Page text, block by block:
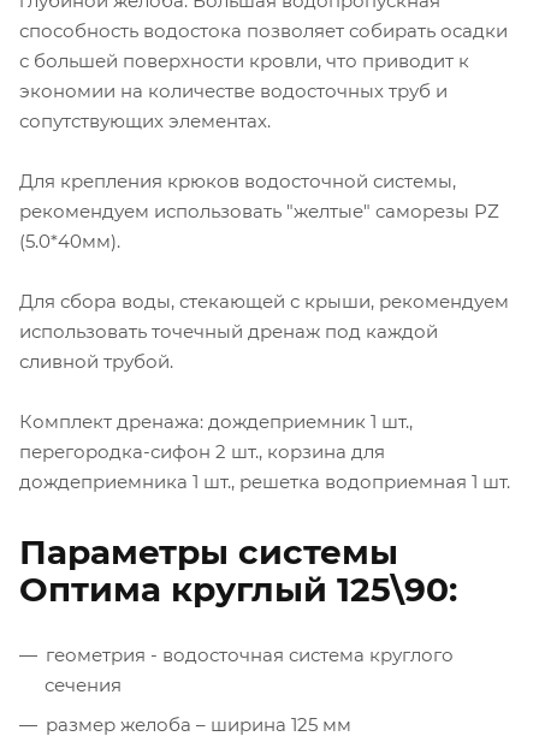
способность водостока позволяет собирать осадки
с большей поверхности кровли, что приводит к
экономии на количестве водосточных труб и
сопутствующих элементах.
Для крепления крюков водосточной системы,
рекомендуем использовать "желтые" саморезы PZ
(5.0*40мм).
Для сбора воды, стекающей с крыши, рекомендуем
использовать точечный дренаж под каждой
сливной трубой.
Комплект дренажа: дождеприемник 1 шт.,
перегородка-сифон 2 шт., корзина для
дождеприемника 1 шт., решетка водоприемная 1 шт.
Параметры системы
Оптима круглый 125\90:
геометрия - водосточная система круглого
сечения
размер желоба – ширина 125 мм